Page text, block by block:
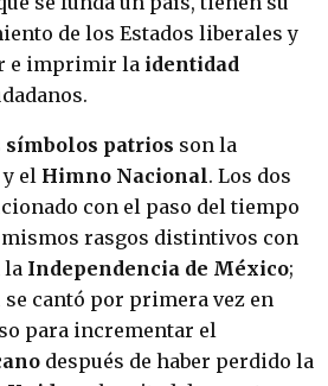
de los Estados liberales y
e imprimir la identidad
símbolos patrios son la
y el Himno Nacional. Los dos
con el paso del tiempo
rasgos distintivos con
la Independencia de México;
se cantó por primera vez en
para incrementar el
después de haber perdido la